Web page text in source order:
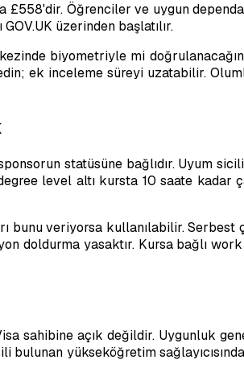
Öğrenciler ve uygun
üzerinden başlatılır.
biyometriyle mi
ek inceleme süreyi uzatabilir.
statüsüne bağlıdır. Uyum
level altı kursta 10 saate kadar
bunu veriyorsa kullanılabilir.
doldurma yasaktır. Kursa bağlı
sahibine açık değildir. Uygunluk
yükseköğretim